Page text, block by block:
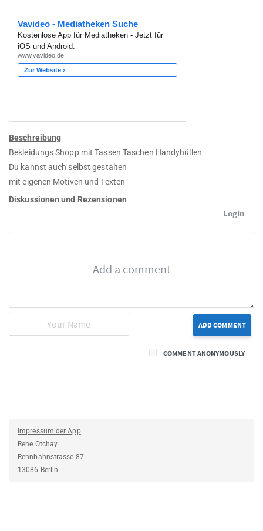
Beschreibung
Bekleidungs Shopp mit Tassen Taschen Handyhüllen
Du kannst auch selbst gestalten
mit eigenen Motiven und Texten
Diskussionen und Rezensionen
Login
ADD COMMENT
COMMENT ANONYMOUSLY
Impressum der App
Rene Otchay
Rennbahnstrasse 87
13086 Berlin